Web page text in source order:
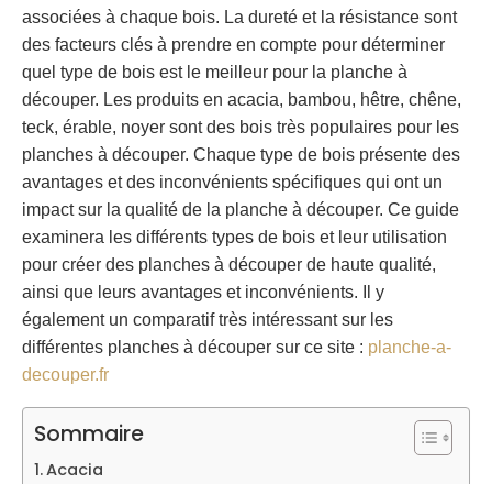
associées à chaque bois. La dureté et la résistance sont
des facteurs clés à prendre en compte pour déterminer
quel type de bois est le meilleur pour la planche à
découper. Les produits en acacia, bambou, hêtre, chêne,
teck, érable, noyer sont des bois très populaires pour les
planches à découper. Chaque type de bois présente des
avantages et des inconvénients spécifiques qui ont un
impact sur la qualité de la planche à découper. Ce guide
examinera les différents types de bois et leur utilisation
pour créer des planches à découper de haute qualité,
ainsi que leurs avantages et inconvénients. Il y
également un comparatif très intéressant sur les
différentes planches à découper sur ce site : planche-a-
decouper.fr
Sommaire
Acacia